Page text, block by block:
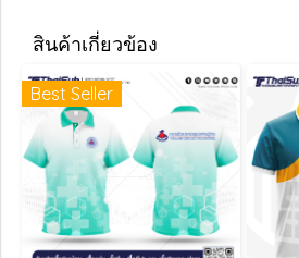
สินค้าเกี่ยวข้อง
Best Seller